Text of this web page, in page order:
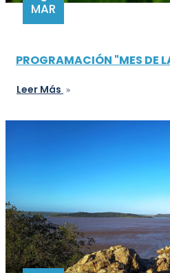
MAR
PROGRAMACIÓN "MES DE
Leer Más